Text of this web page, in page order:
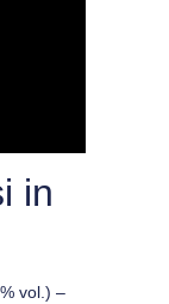
in
vol.) –